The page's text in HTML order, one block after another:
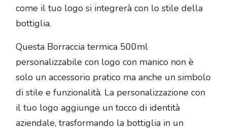
come il tuo logo si integrerà con lo stile della
bottiglia.
Questa Borraccia termica 500ml
personalizzabile con logo con manico non è
solo un accessorio pratico ma anche un simbolo
di stile e funzionalità. La personalizzazione con
il tuo logo aggiunge un tocco di identità
aziendale, trasformando la bottiglia in un